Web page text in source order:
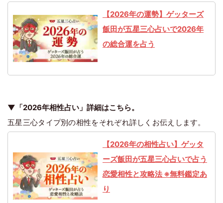
【2026年の運勢】ゲッターズ
飯田が五星三心占いで2026年
の総合運を占う
▼「2026年相性占い」詳細はこちら。
五星三心タイプ別の相性をそれぞれ詳しくお伝えします。
【2026年の相性占い】ゲッタ
ーズ飯田が五星三心占いで占う
恋愛相性と攻略法 ※無料鑑定あ
り